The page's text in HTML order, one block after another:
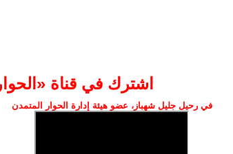
اشترك في قناة
في رحيل جليل شهباز، عضو هيئة إدارة الحوار المتمدن